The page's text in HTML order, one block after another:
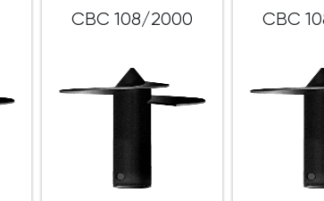
СВС 108/2000 СВС